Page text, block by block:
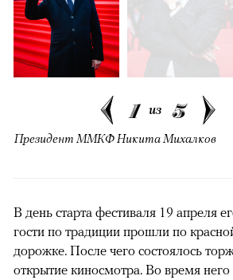
1 из 5
Президент ММКФ Никита Михалков
В день старта фестиваля 19 апреля
гости по традиции прошли по
дорожке. После чего состоялось
открытие киносмотра. Во время